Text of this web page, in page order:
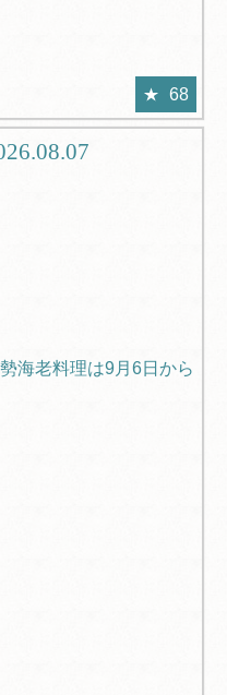
68
海老料理は9月6日から